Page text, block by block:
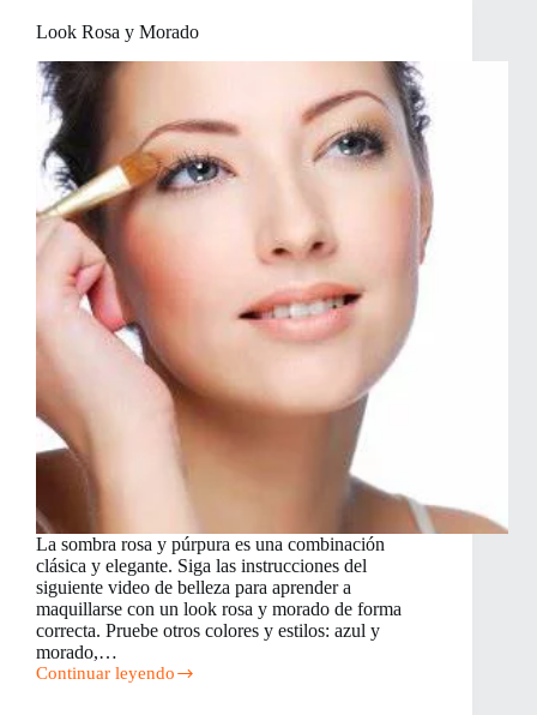
Look Rosa y Morado
La sombra rosa y púrpura es una combinación
clásica y elegante. Siga las instrucciones del
siguiente video de belleza para aprender a
maquillarse con un look rosa y morado de forma
correcta. Pruebe otros colores y estilos: azul y
morado,…
Continuar leyendo
Look